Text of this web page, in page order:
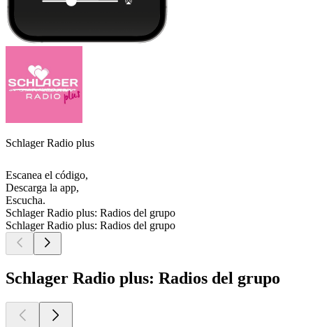
Schlager Radio plus
Escanea el código,
Descarga la app,
Escucha.
Schlager Radio plus: Radios del grupo
Schlager Radio plus: Radios del grupo
Schlager Radio plus: Radios del grupo